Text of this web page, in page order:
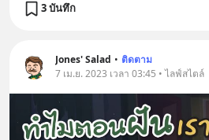
3 บันทึก
Jones' Salad • ติดตาม
7 เม.ย. 2023 เวลา 03:45 • ไลฟ์สไตล์